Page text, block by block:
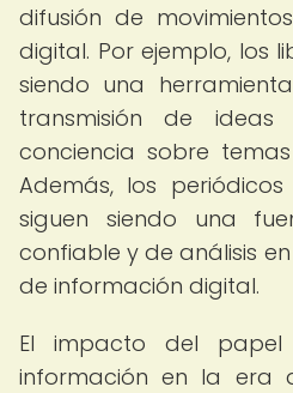
difusión de
digital. Por ejemplo, los
siendo una
transmisión de
conciencia sobre
Además, los
siguen siendo una
confiable y de análisis
de información digital.
El impacto del
información en la era